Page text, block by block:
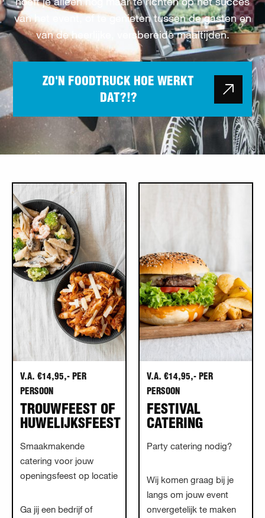
van het event, of te genieten tussen de gasten en
van de heerlijke, versbereide maaltijden.
ZO'N FOODTRUCK HOE WERKT
DAT?!?
V.A. €14,95,- PER
PERSOON
TROUWFEEST OF
HUWELIJKSFEEST
Smaakmakende
catering voor jouw
openingsfeest op locatie
Ga jij een bedrijf of
Lees meer overTrouwfeest
of huwelijksfeest
V.A. €14,95,- PER
PERSOON
FESTIVAL
CATERING
Party catering nodig?
Wij komen graag bij je
langs om jouw event
onvergetelijk te maken